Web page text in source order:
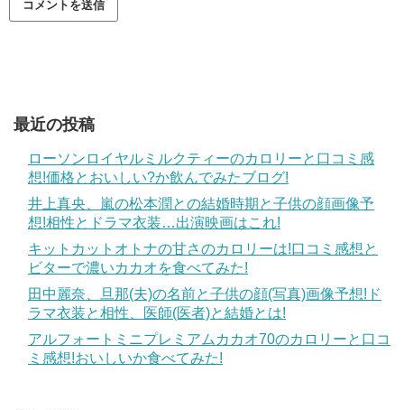
最近の投稿
ローソンロイヤルミルクティーのカロリーと口コミ感
想!価格とおいしい?か飲んでみたブログ!
井上真央、嵐の松本潤との結婚時期と子供の顔画像予
想!相性とドラマ衣装…出演映画はこれ!
キットカットオトナの甘さのカロリーは!口コミ感想と
ビターで濃いカカオを食べてみた!
田中麗奈、旦那(夫)の名前と子供の顔(写真)画像予想!ド
ラマ衣装と相性、医師(医者)と結婚とは!
アルフォートミニプレミアムカカオ70のカロリーと口コ
ミ感想!おいしいか食べてみた!